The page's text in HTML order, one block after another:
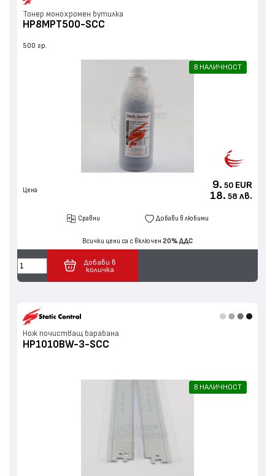
Тонер монохромен бутилка
HP8MPT500-SCC
500 гр.
В НАЛИЧНОСТ
Цена 9. 50 EUR
18. 58 лв.
Сравни Добави в любими
Всички цени са с включен 20% ДДС
Добави в
количка
Нож почистващ барабана
HP1010BW-3-SCC
В НАЛИЧНОСТ